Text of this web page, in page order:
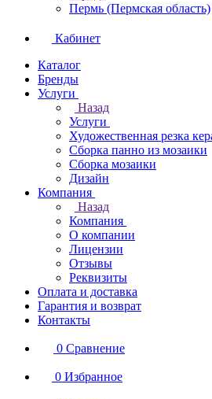
Пермь (Пермская область)
Кабинет
Каталог
Бренды
Услуги
Назад
Услуги
Художественная резка
Сборка панно из мозаики
Сборка мозаики
Дизайн
Компания
Назад
Компания
О компании
Лицензии
Отзывы
Реквизиты
Оплата и доставка
Гарантия и возврат
Контакты
0 Сравнение
0 Избранное